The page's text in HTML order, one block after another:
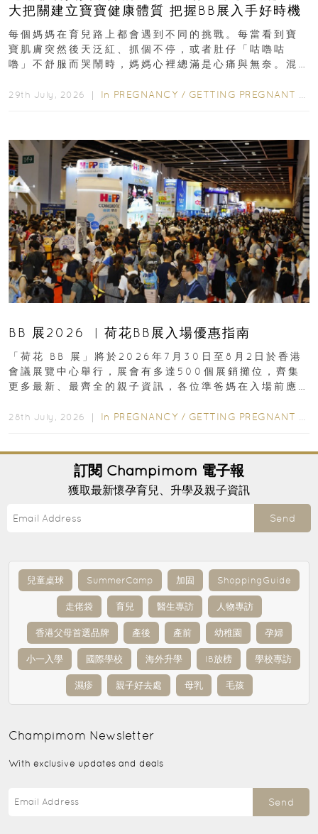
大把關建立寶寶健康體質 把握BB展入手好時機
每個媽媽在育兒路上都會遇到不同的挑戰。每當看到寶
寶肌膚突然後天泛紅、抓個不停，或者肚仔「咕嚕咕
嚕」不舒服而哭鬧時，媽媽心裡總滿是心痛與無奈。混
29th July, 2026 ｜ In PREGNANCY / GETTING PREGNANT
BB 展2026 ︳荷花BB展入場優惠指南
「荷花 BB 展」將於2026年7月30日至8月2日於香港
會議展覽中心舉行，展會有多達500個展銷攤位，齊集
更多最新、最齊全的親子資訊，各位準爸媽在入場前應
28th July, 2026 ｜ In PREGNANCY / GETTING PREGNANT
訂閱 Champimom 電子報
獲取最新懷孕育兒、升學及親子資訊
Send
兒童桌球 SummerCamp 加固 ShoppingGuide
走佬袋 育兒 醫生專訪 人物專訪
香港父母首選品牌 產後 產前 幼稚園 孕婦
小一入學 國際學校 海外升學 IB放榜 學校專訪
濕疹 親子好去處 母乳 毛孩
Champimom Newsletter
With exclusive updates and deals
Send